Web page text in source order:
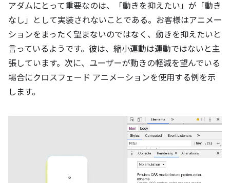
アダムにとって重要なのは、「動きを抑えたい」が「動き
なし」として実装されないことである。お客様はアニメー
ションをまったく望まないのではなく、動きを抑えたいと
言っているようです。彼は、縮小運動は運動ではないと主
張しています。次に、ユーザーが動きの軽減を望んでいる
場合にクロスフェード アニメーションを使用する例を示
します。